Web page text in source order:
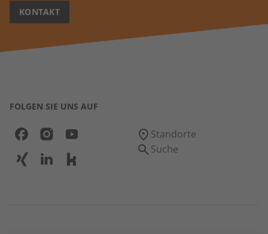
KONTAKT
FOLGEN SIE UNS AUF
Standorte
Suche